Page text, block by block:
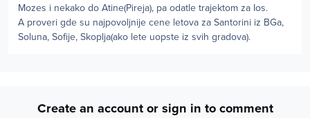
Mozes i nekako do Atine(Pireja), pa odatle trajektom za Ios.
A proveri gde su najpovoljnije cene letova za Santorini iz BGa,
Soluna, Sofije, Skoplja(ako lete uopste iz svih gradova).
Create an account or sign in to comment